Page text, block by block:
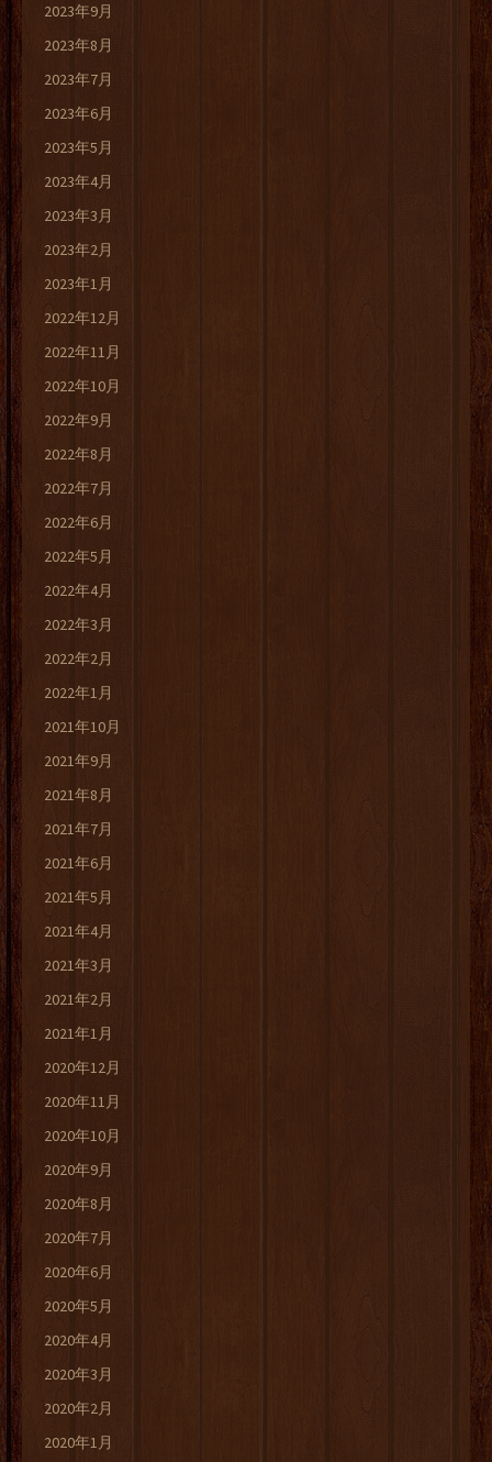
2023年9月
2023年8月
2023年7月
2023年6月
2023年5月
2023年4月
2023年3月
2023年2月
2023年1月
2022年12月
2022年11月
2022年10月
2022年9月
2022年8月
2022年7月
2022年6月
2022年5月
2022年4月
2022年3月
2022年2月
2022年1月
2021年10月
2021年9月
2021年8月
2021年7月
2021年6月
2021年5月
2021年4月
2021年3月
2021年2月
2021年1月
2020年12月
2020年11月
2020年10月
2020年9月
2020年8月
2020年7月
2020年6月
2020年5月
2020年4月
2020年3月
2020年2月
2020年1月